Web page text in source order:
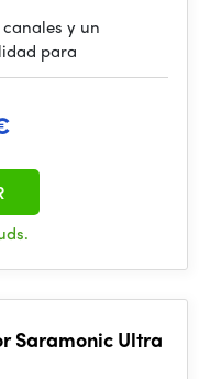
y un
para
Saramonic Ultra